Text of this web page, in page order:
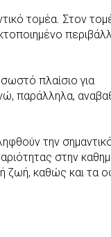
τομέα. Στον
πλαίσιο για
παράλληλα,
την
στην
ζωή, καθώς και τα